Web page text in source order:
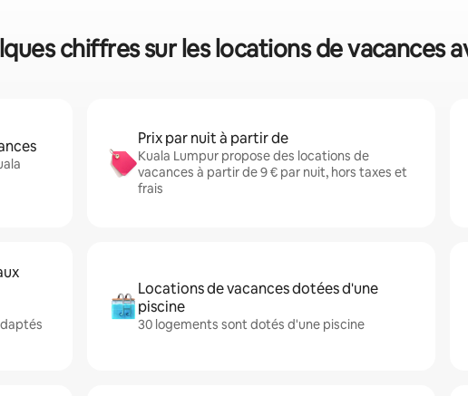
chiffres sur les locations de vacances
Prix par nuit à partir de
Kuala Lumpur propose des locations de
vacances à partir de 9 € par nuit, hors taxes et
frais
Locations de vacances dotées d'une
piscine
30 logements sont dotés d'une piscine